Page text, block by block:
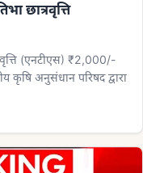
छात्रवृत्ति
(एनटीएस) ₹2,000/-
कृषि अनुसंधान परिषद द्वारा